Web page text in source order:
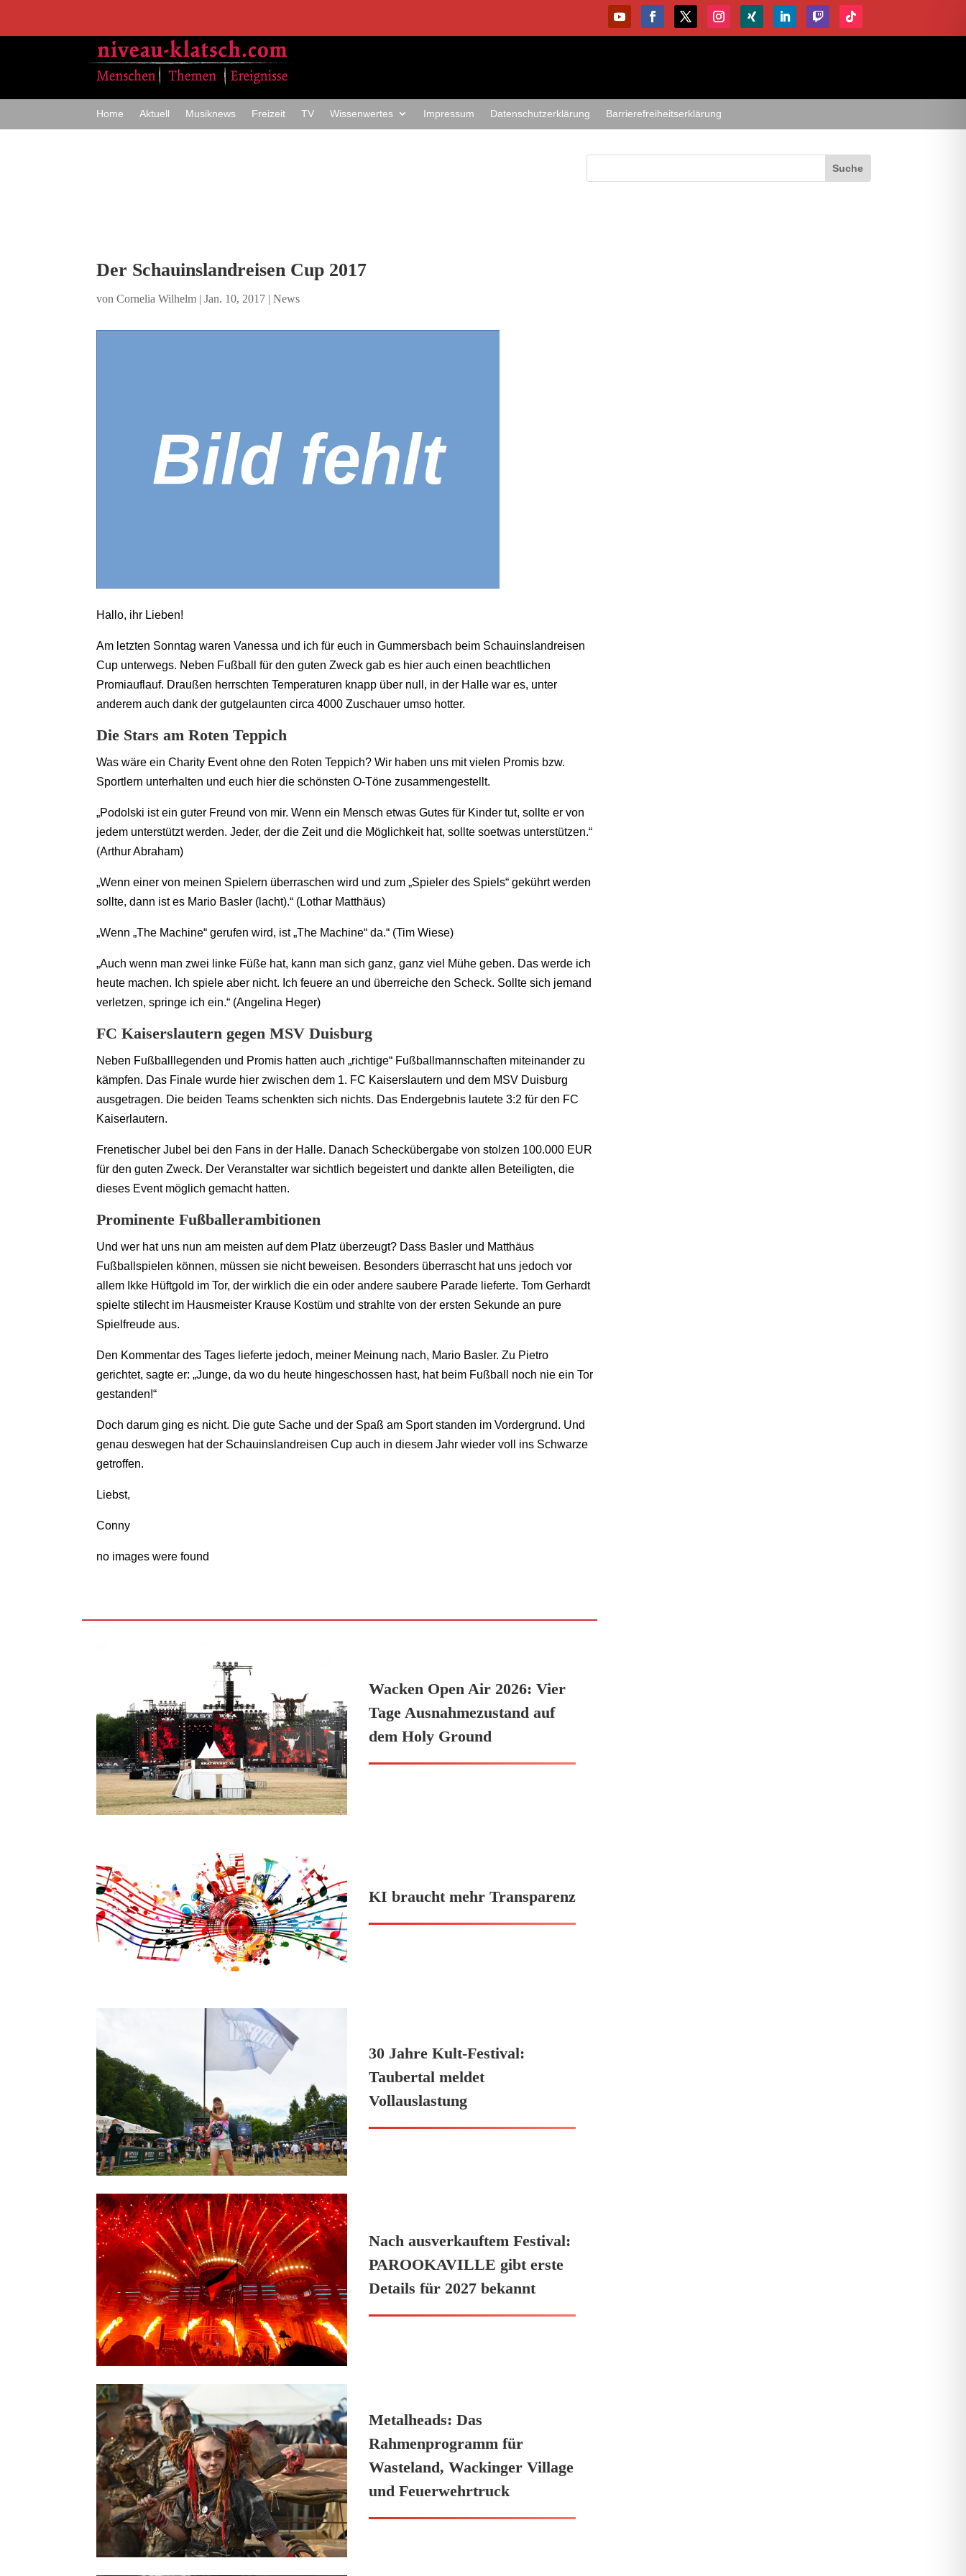
Home Aktuell Musiknews Freizeit TV Wissenwertes Impressum Datenschutzerklärung Barrierefreiheitserklärung
Der Schauinslandreisen Cup 2017
vonCornelia Wilhelm |Jan. 10, 2017 |News
Hallo, ihr Lieben!
Am letzten Sonntag waren Vanessa und ich für euch in Gummersbach beim Schauinslandreisen
Cup unterwegs. Neben Fußball für den guten Zweck gab es hier auch einen beachtlichen
Promiauflauf. Draußen herrschten Temperaturen knapp über null, in der Halle war es, unter
anderem auch dank der gutgelaunten circa 4000 Zuschauer umso hotter.
Die Stars am Roten Teppich
Was wäre ein Charity Event ohne den Roten Teppich? Wir haben uns mit vielen Promis bzw.
Sportlern unterhalten und euch hier die schönsten O-Töne zusammengestellt.
„Podolski ist ein guter Freund von mir. Wenn ein Mensch etwas Gutes für Kinder tut, sollte er von
jedem unterstützt werden. Jeder, der die Zeit und die Möglichkeit hat, sollte soetwas unterstützen.“
(Arthur Abraham)
„Wenn einer von meinen Spielern überraschen wird und zum „Spieler des Spiels“ gekührt werden
sollte, dann ist es Mario Basler (lacht).“ (Lothar Matthäus)
„Wenn „The Machine“ gerufen wird, ist „The Machine“ da.“ (Tim Wiese)
„Auch wenn man zwei linke Füße hat, kann man sich ganz, ganz viel Mühe geben. Das werde ich
heute machen. Ich spiele aber nicht. Ich feuere an und überreiche den Scheck. Sollte sich jemand
verletzen, springe ich ein.“ (Angelina Heger)
FC Kaiserslautern gegen MSV Duisburg
Neben Fußballlegenden und Promis hatten auch „richtige“ Fußballmannschaften miteinander zu
kämpfen. Das Finale wurde hier zwischen dem 1. FC Kaiserslautern und dem MSV Duisburg
ausgetragen. Die beiden Teams schenkten sich nichts. Das Endergebnis lautete 3:2 für den FC
Kaiserlautern.
Frenetischer Jubel bei den Fans in der Halle. Danach Scheckübergabe von stolzen 100.000 EUR
für den guten Zweck. Der Veranstalter war sichtlich begeistert und dankte allen Beteiligten, die
dieses Event möglich gemacht hatten.
Prominente Fußballerambitionen
Und wer hat uns nun am meisten auf dem Platz überzeugt? Dass Basler und Matthäus
Fußballspielen können, müssen sie nicht beweisen. Besonders überrascht hat uns jedoch vor
allem Ikke Hüftgold im Tor, der wirklich die ein oder andere saubere Parade lieferte. Tom Gerhardt
spielte stilecht im Hausmeister Krause Kostüm und strahlte von der ersten Sekunde an pure
Spielfreude aus.
Den Kommentar des Tages lieferte jedoch, meiner Meinung nach, Mario Basler. Zu Pietro
gerichtet, sagte er: „Junge, da wo du heute hingeschossen hast, hat beim Fußball noch nie ein Tor
gestanden!“
Doch darum ging es nicht. Die gute Sache und der Spaß am Sport standen im Vordergrund. Und
genau deswegen hat der Schauinslandreisen Cup auch in diesem Jahr wieder voll ins Schwarze
getroffen.
Liebst,
Conny
no images were found
Wacken Open Air 2026: Vier
Tage Ausnahmezustand auf
dem Holy Ground
KI braucht mehr Transparenz
30 Jahre Kult-Festival:
Taubertal meldet
Vollauslastung
Nach ausverkauftem Festival:
PAROOKAVILLE gibt erste
Details für 2027 bekannt
Metalheads: Das
Rahmenprogramm für
Wasteland, Wackinger Village
und Feuerwehrtruck